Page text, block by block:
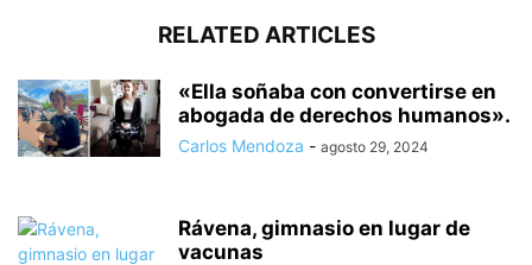
RELATED ARTICLES
«Ella soñaba con convertirse en
abogada de derechos humanos».
Carlos Mendoza - agosto 29, 2024
Rávena, gimnasio en lugar de
vacunas